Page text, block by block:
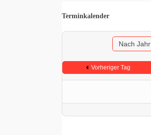
Terminkalender
Nach Jahr
Vorheriger Tag